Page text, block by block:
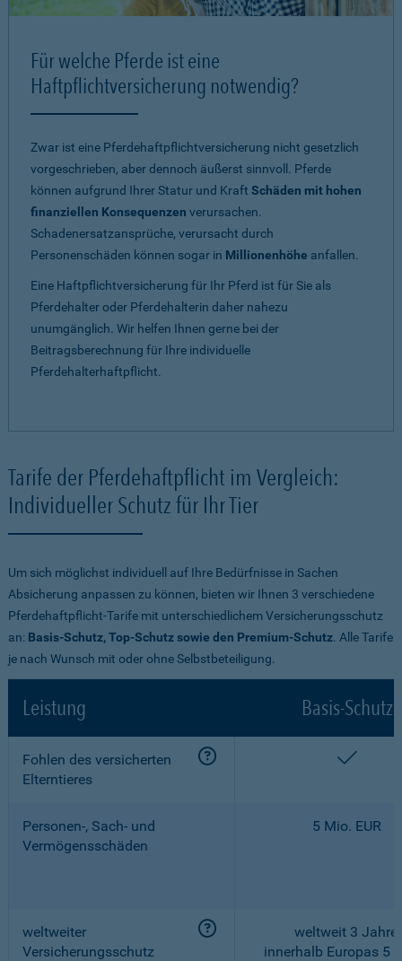
Für welche Pferde ist eine
Haftpflichtversicherung notwendig?
Zwar ist eine Pferdehaftpflichtversicherung nicht gesetzlich
vorgeschrieben, aber dennoch äußerst sinnvoll. Pferde
können aufgrund Ihrer Statur und Kraft Schäden mit hohen
finanziellen Konsequenzen verursachen.
Schadenersatzansprüche, verursacht durch
Personenschäden können sogar in Millionenhöhe anfallen.
Eine Haftpflichtversicherung für Ihr Pferd ist für Sie als
Pferdehalter oder Pferdehalterin daher nahezu
unumgänglich. Wir helfen Ihnen gerne bei der
Beitragsberechnung für Ihre individuelle
Pferdehalterhaftpflicht.
Tarife der Pferdehaftpflicht im Vergleich:
Individueller Schutz für Ihr Tier
Um sich möglichst individuell auf Ihre Bedürfnisse in Sachen
Absicherung anpassen zu können, bieten wir Ihnen 3 verschiedene
Pferdehaftpflicht-Tarife mit unterschiedlichem Versicherungsschutz
an: Basis-Schutz, Top-Schutz sowie den Premium-Schutz. Alle Tarife
je nach Wunsch mit oder ohne Selbstbeteiligung.
Leistung Basis-Schutz
Fohlen des versicherten
Elterntieres
Personen-, Sach- und
Vermögensschäden
5 Mio. EUR
weltweiter
Versicherungsschutz
weltweit 3 Jahre,
innerhalb Europas 5